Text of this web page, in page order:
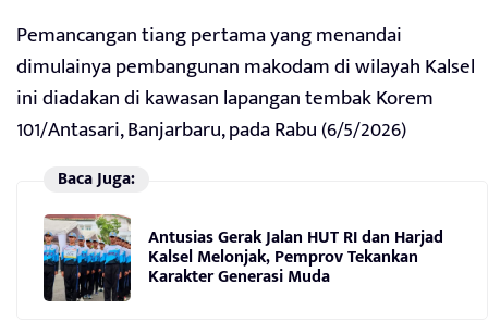
Pemancangan tiang pertama yang menandai
dimulainya pembangunan makodam di wilayah Kalsel
ini diadakan di kawasan lapangan tembak Korem
101/Antasari, Banjarbaru, pada Rabu (6/5/2026)
Baca Juga:
Antusias Gerak Jalan HUT RI dan Harjad
Kalsel Melonjak, Pemprov Tekankan
Karakter Generasi Muda